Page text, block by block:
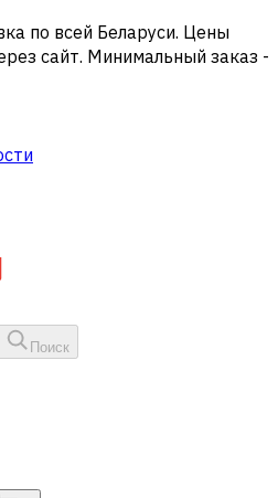
по всей Беларуси. Цены
сайт. Минимальный заказ -
Поиск